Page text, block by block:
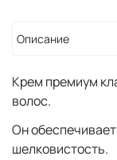
Описание
Крем премиум
волос.
Он
шелковистость.